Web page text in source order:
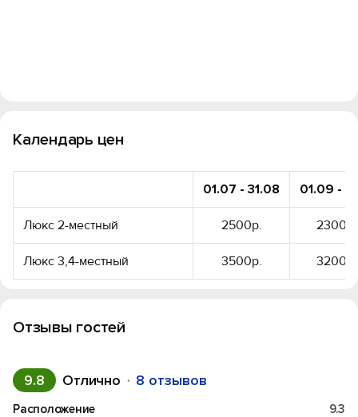
Календарь цен
01.07 - 31.08 01.09 -
Люкс 2-местный 2500р. 2300р.
Люкс 3,4-местный 3500р. 3200р.
Отзывы гостей
9.8 Отлично 8 отзывов
Расположение 9.3